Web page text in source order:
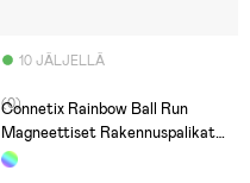
10 JÄLJELLÄ
(0)
Connetix Rainbow Ball Run
Magneettiset Rakennuspalikat
92 Osaa